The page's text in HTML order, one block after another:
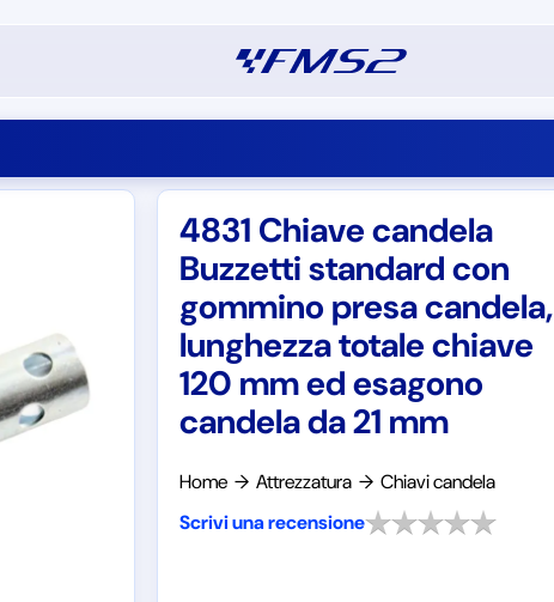
4831 Chiave candela
Buzzetti standard con
gommino presa candela,
lunghezza totale chiave
120 mm ed esagono
candela da 21 mm
Home → Attrezzatura → Chiavi candela
Scrivi una recensione